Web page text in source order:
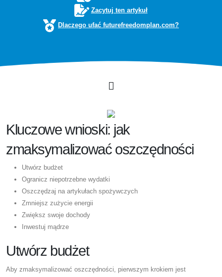
Zacytuj ten artykuł
Dlaczego ufać futurefreedomplan.com?
Kluczowe wnioski: jak
zmaksymalizować oszczędności
Utwórz budżet
Ogranicz niepotrzebne wydatki
Oszczędzaj na artykułach spożywczych
Zmniejsz zużycie energii
Zwiększ swoje dochody
Inwestuj mądrze
Utwórz budżet
Aby zmaksymalizować oszczędności, pierwszym krokiem jest